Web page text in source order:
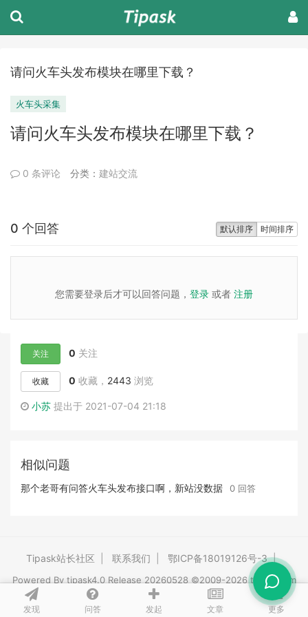
发现 问答 发起 文章 更多
请问火车头发布模块在哪里下载？
火车头采集
请问火车头发布模块在哪里下载？
0 条评论 分类： 建站交流
默认排序 时间排序
0 个回答
您需要登录后才可以回答问题， 登录 或者 注册
关注 0 关注
收藏 0 收藏， 2443 浏览
小苏 提出于 2021-07-04 21:18
相似问题
那个老哥有问答火车头发布接口啊，新站没数据 0 回答
Tipask站长社区 联系我们 鄂ICP备18019126号-3 |
Powered By tipask4.0Release 20260528 ©2009-2026 tipask.com